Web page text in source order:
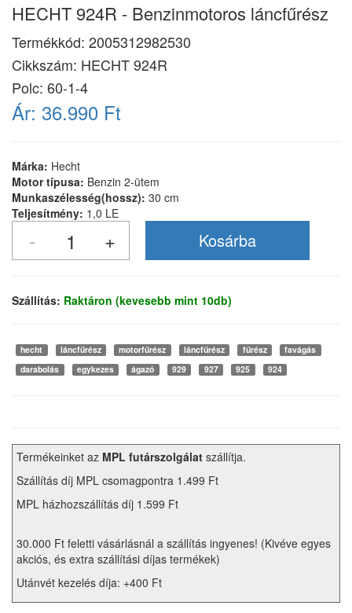
HECHT 924R - Benzinmotoros láncfűrész
Termékkód: 2005312982530
Cikkszám: HECHT 924R
Polc: 60-1-4
Ár: 36.990 Ft
Márka: Hecht
Motor típusa: Benzin 2-ütem
Munkaszélesség(hossz): 30 cm
Teljesítmény: 1,0 LE
Szállítás: Raktáron (kevesebb mint 10db)
hecht láncfűrész motorfűrész láncfűrész fűrész
favágás
darabolás
egykezes ágazó 929 927 925 924
Termékeinket az MPL futárszolgálat szállítja.
Szállítás díj MPL csomagpontra 1.499 Ft
MPL házhozszállítás díj 1.599 Ft
30.000 Ft feletti vásárlásnál a szállítás ingyenes! (Kivéve egyes
akciós, és extra szállítási díjas termékek)
Utánvét kezelés díja: +400 Ft